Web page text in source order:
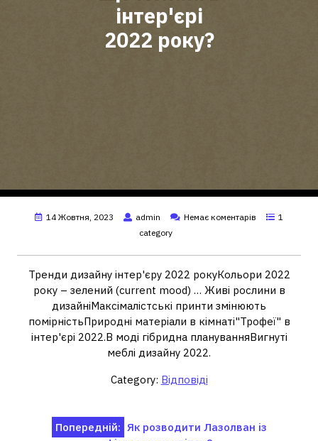
інтер'єрі
2022 року?
14 Жовтня, 2023 admin Немає коментарів
1
category
Тренди дизайну інтер'єру 2022 рокуКольори 2022
року – зелений (current mood) … Живі рослини в
дизайніМаксімалістські принти змінюють
помірністьПриродні матеріали в кімнаті"Трофеї" в
інтер'єрі 2022.В моді гібридна плануванняВигнуті
меблі дизайну 2022.
Category: Відповіді
Навігація
Попередній: Як розводити Лазолван із